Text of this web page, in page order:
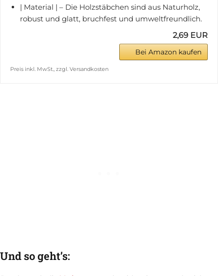
| Material | – Die Holzstäbchen sind aus Naturholz,
robust und glatt, bruchfest und umweltfreundlich.
2,69 EUR
Bei Amazon kaufen
Preis inkl. MwSt., zzgl. Versandkosten
Und so geht’s: